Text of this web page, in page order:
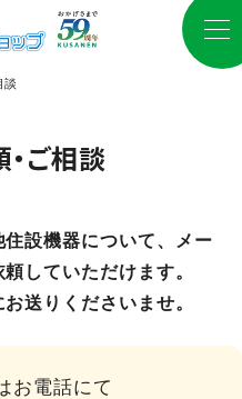
談
ご相談
設機器について、メー
していただけます。
送りくださいませ。
お電話にて